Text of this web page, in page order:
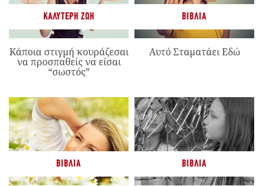
ΚΑΛΎΤΕΡΗ ΖΩΉ
Κάποια στιγμή κουράζεσαι
να προσπαθείς να είσαι
“σωστός”
ΒΙΒΛΊΑ
Αυτό Σταματάει Εδώ
ΒΙΒΛΊΑ ΒΙΒΛΊΑ